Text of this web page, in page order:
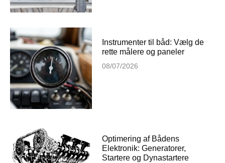
Instrumenter til båd: Vælg de
rette målere og paneler
08/07/2026
Optimering af Bådens
Elektronik: Generatorer,
Startere og Dynastartere